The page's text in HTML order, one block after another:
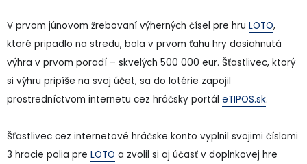
V prvom júnovom žrebovaní výherných čísel pre hru LOTO,
ktoré pripadlo na stredu, bola v prvom ťahu hry dosiahnutá
výhra v prvom poradí – skvelých 500 000 eur. Šťastlivec, ktorý
si výhru pripíše na svoj účet, sa do lotérie zapojil
prostredníctvom internetu cez hráčsky portál eTIPOS.sk.
Šťastlivec cez internetové hráčske konto vyplnil svojimi číslami
3 hracie polia pre LOTO a zvolil si aj účasť v doplnkovej hre